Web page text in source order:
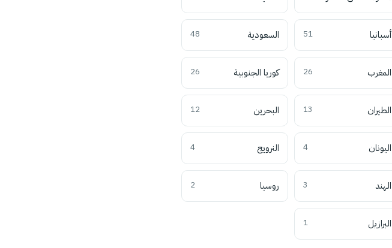
أسبانيا 51 السعودية 48
المغرب 26 كوريا الجنوبية 26
الطيران 13 البحرين 12
اليونان 4 النرويج 4
الهند 3 روسيا 2
البرازيل 1